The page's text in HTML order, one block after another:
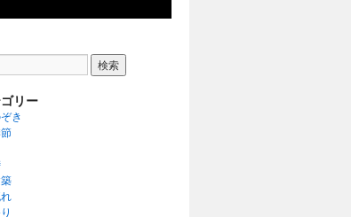
リー
き